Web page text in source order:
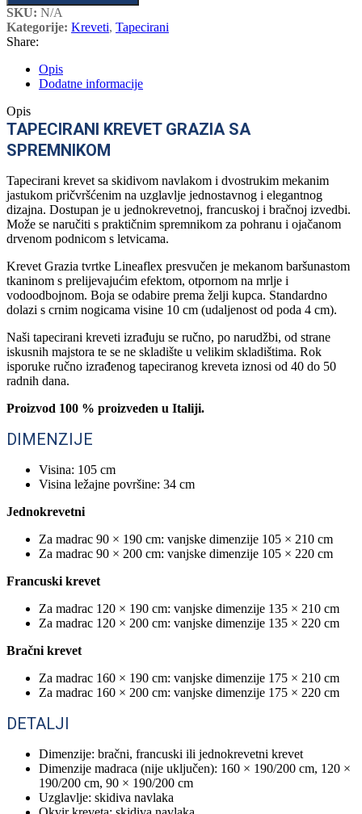
SKU: N/A
Kategorije: Kreveti, Tapecirani
Share:
Opis
Dodatne informacije
Opis
TAPECIRANI KREVET GRAZIA SA
SPREMNIKOM
Tapecirani krevet sa skidivom navlakom i dvostrukim mekanim
jastukom pričvršćenim na uzglavlje jednostavnog i elegantnog
dizajna. Dostupan je u jednokrevetnoj, francuskoj i bračnoj izvedbi.
Može se naručiti s praktičnim spremnikom za pohranu i ojačanom
drvenom podnicom s letvicama.
Krevet Grazia tvrtke Lineaflex presvučen je mekanom baršunastom
tkaninom s prelijevajućim efektom, otpornom na mrlje i
vodoodbojnom. Boja se odabire prema želji kupca. Standardno
dolazi s crnim nogicama visine 10 cm (udaljenost od poda 4 cm).
Naši tapecirani kreveti izrađuju se ručno, po narudžbi, od strane
iskusnih majstora te se ne skladište u velikim skladištima. Rok
isporuke ručno izrađenog tapeciranog kreveta iznosi od 40 do 50
radnih dana.
Proizvod 100 % proizveden u Italiji.
DIMENZIJE
Visina: 105 cm
Visina ležajne površine: 34 cm
Jednokrevetni
Za madrac 90 × 190 cm: vanjske dimenzije 105 × 210 cm
Za madrac 90 × 200 cm: vanjske dimenzije 105 × 220 cm
Francuski krevet
Za madrac 120 × 190 cm: vanjske dimenzije 135 × 210 cm
Za madrac 120 × 200 cm: vanjske dimenzije 135 × 220 cm
Bračni krevet
Za madrac 160 × 190 cm: vanjske dimenzije 175 × 210 cm
Za madrac 160 × 200 cm: vanjske dimenzije 175 × 220 cm
DETALJI
Dimenzije: bračni, francuski ili jednokrevetni krevet
Dimenzije madraca (nije uključen): 160 × 190/200 cm, 120 ×
190/200 cm, 90 × 190/200 cm
Uzglavlje: skidiva navlaka